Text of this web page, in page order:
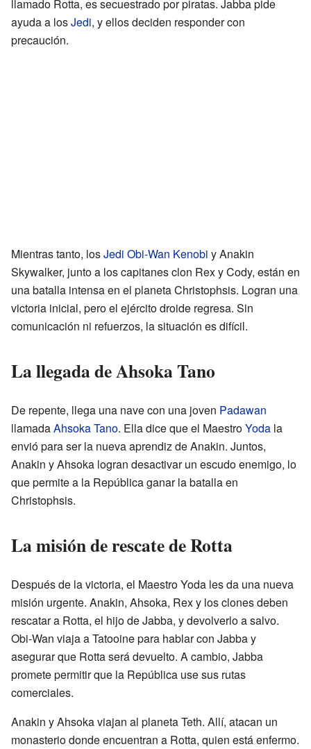
llamado Rotta, es secuestrado por piratas. Jabba pide
ayuda a losJedi, y ellos deciden responder con
precaución.
Mientras tanto, losJedi Obi-Wan Kenobi y Anakin
Skywalker, junto a los capitanes clon Rex y Cody, están en
una batalla intensa en el planeta Christophsis. Logran una
victoria inicial, pero el ejército droide regresa. Sin
comunicación ni refuerzos, la situación es difícil.
La llegada de Ahsoka Tano
De repente, llega una nave con una joven Padawan
llamadaAhsoka Tano. Ella dice que el MaestroYoda la
envió para ser la nueva aprendiz de Anakin. Juntos,
Anakin y Ahsoka logran desactivar un escudo enemigo, lo
que permite a la República ganar la batalla en
Christophsis.
La misión de rescate de Rotta
Después de la victoria, el Maestro Yoda les da una nueva
misión urgente. Anakin, Ahsoka, Rex y los clones deben
rescatar a Rotta, el hijo de Jabba, y devolverlo a salvo.
Obi-Wan viaja a Tatooine para hablar con Jabba y
asegurar que Rotta será devuelto. A cambio, Jabba
promete permitir que la República use sus rutas
comerciales.
Anakin y Ahsoka viajan al planeta Teth. Allí, atacan un
monasterio donde encuentran a Rotta, quien está enfermo.